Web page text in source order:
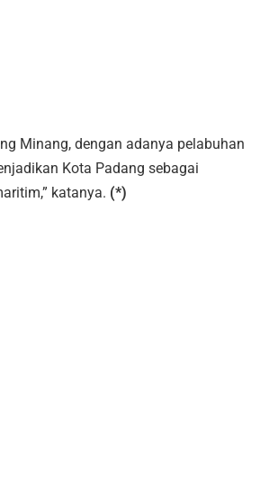
Minang, dengan adanya pelabuhan
Kota Padang sebagai
katanya. (*)